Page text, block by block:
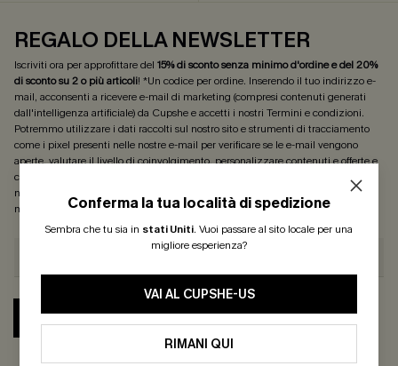
Conferma la tua località di spedizione
Sembra che tu sia in stati Uniti. Vuoi passare al sito locale per una
migliore esperienza?
VAI AL CUPSHE-US
RIMANI QUI
REGALO DELLA NEWSLETTER
Iscriviti ora per approfittare del 15% di sconto senza minimo d'ordine e del 20%
di sconto su 2 o più articoli! *Un codice per ordine. Inserendo il tuo indirizzo e-
mail, acconsenti a ricevere e-mail di marketing (compresi contenuti generati
dall'intelligenza artificiale) da Cupshe e accetti i nostri Termini e condizioni.
Potremmo utilizzare i dati raccolti sul nostro sito e strumenti di tracciamento
come i pixel presenti nelle nostre e-mail per verificare se le e-mail vengono
aperte, valutare il livello di coinvolgimento, personalizzare contenuti e offerte e
consigliarti prodotti che potrebbero interessarti, il tutto come descritto nella
nostra
momento.
ABBONATI